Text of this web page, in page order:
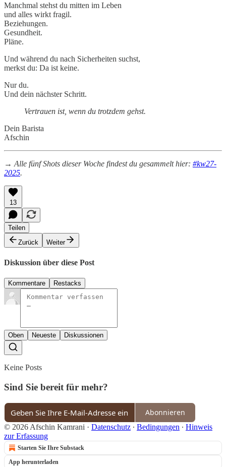
Manchmal stehst du mitten im Leben
und alles wirkt fragil.
Beziehungen.
Gesundheit.
Pläne.
Und während du nach Sicherheiten suchst,
merkst du: Da ist keine.
Nur du.
Und dein nächster Schritt.
Vertrauen ist, wenn du trotzdem gehst.
Dein Barista
Afschin
→ Alle fünf Shots dieser Woche findest du gesammelt hier: #kw27-
2025.
13
Teilen
Zurück
Weiter
Diskussion über diese Post
Kommentare Restacks
Oben Neueste Diskussionen
Keine Posts
Sind Sie bereit für mehr?
Abonnieren
© 2026 Afschin Kamrani · Datenschutz ∙ Bedingungen ∙ Hinweis
zur Erfassung
Starten Sie Ihre Substack
App herunterladen